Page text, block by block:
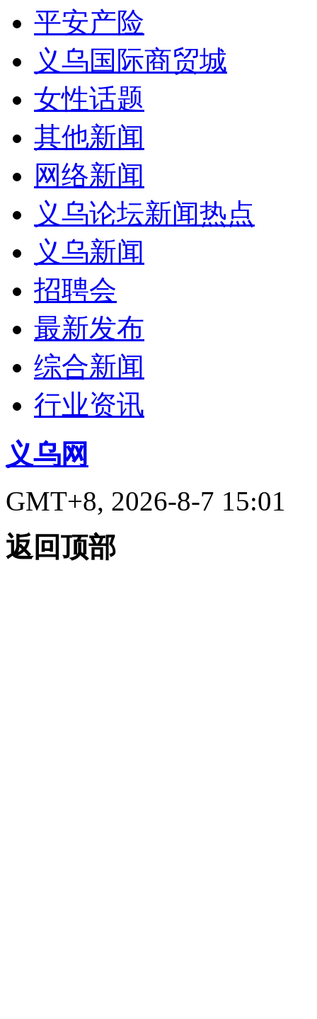
平安产险
义乌国际商贸城
女性话题
其他新闻
网络新闻
义乌论坛新闻热点
义乌新闻
招聘会
最新发布
综合新闻
行业资讯
义乌网
GMT+8, 2026-8-7 15:01
返回顶部